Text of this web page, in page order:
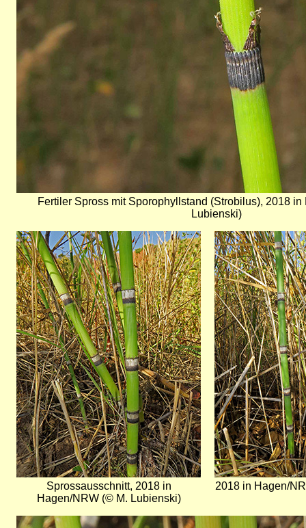
Fertiler Spross mit Sporophyllstand (Strobilus), 2018
Lubienski)
Bild
Sprossausschnitt, 2018 in
Hagen/NRW (© M. Lubienski)
Bild
2018 in Hagen/
Bild